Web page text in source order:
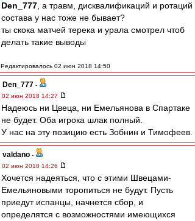
Den_777 , а травм, дисквалификаций и ротаций
состава у нас тоже не бывает?
ты скока матчей терека и урала смотрел чтоб
делать такие выводы
Редактировалось 02 июн 2018 14:50
Den_777 -
02 июн 2018 14:27
Надеюсь ни Цвеца, ни Емельянова в Спартаке
не будет. Оба игрока шлак полный.
У нас на эту позицию есть Зобнин и Тимофеев.
valdano -
02 июн 2018 14:26
Хочется надеяться, что с этими Швецами-
Емельяновыми торопиться не будут. Пусть
приедут испанцы, начнется сбор, и
определятся с возможностями имеющихся